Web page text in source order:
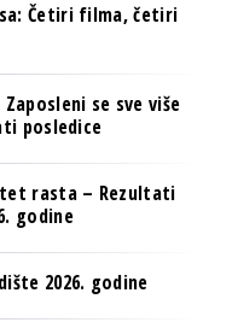
Četiri filma, četiri
se sve više
posledice
rasta – Rezultati
godine
2026. godine